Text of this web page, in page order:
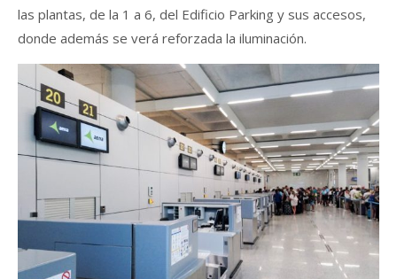
las plantas, de la 1 a 6, del Edificio Parking y sus accesos,
donde además se verá reforzada la iluminación.